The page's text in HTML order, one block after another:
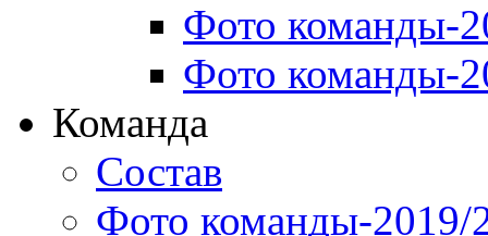
Фото команды-
Фото команды-
Команда
Состав
Фото команды-2019/